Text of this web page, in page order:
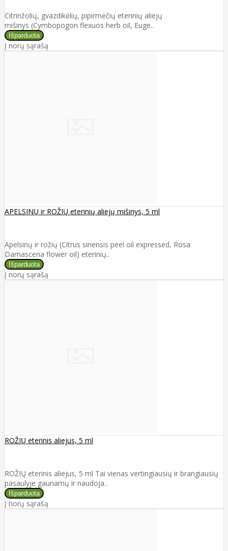
Citrinžolių, gvazdikėlių, pipirmėčių eterinių aliejų
mišinys (Cymbopogon flexuos herb oil, Euge..
Į norų sąrašą
APELSINŲ ir ROŽIŲ eterinių aliejų mišinys, 5 ml
Apelsinų ir rožių (Citrus sinensis peel oil expressed, Rosa
Damascena flower oil) eterinių..
Į norų sąrašą
ROŽIŲ eterinis aliejus, 5 ml
ROŽIŲ eterinis aliejus, 5 ml Tai vienas vertingiausių ir brangiausių
pasaulyje gaunamų ir naudoja..
Į norų sąrašą